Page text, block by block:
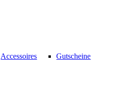
Accessoires Gutscheine